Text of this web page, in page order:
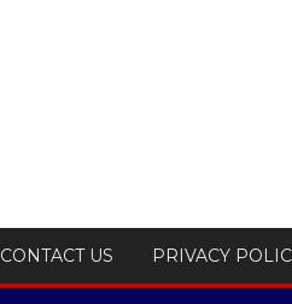
CONTACT US PRIVACY